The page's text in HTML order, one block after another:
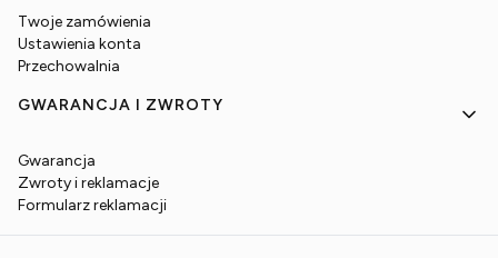
Twoje zamówienia
Ustawienia konta
Przechowalnia
GWARANCJA I ZWROTY
Gwarancja
Zwroty i reklamacje
Formularz reklamacji